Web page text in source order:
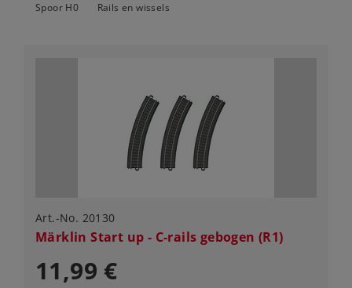
Spoor H0 Rails en wissels
Art.-No. 20130
Märklin Start up - C-rails gebogen (R1)
11,99 €